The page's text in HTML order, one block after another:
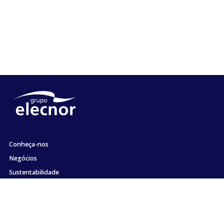
Conheça-nos
Negócios
Sustentabilidade